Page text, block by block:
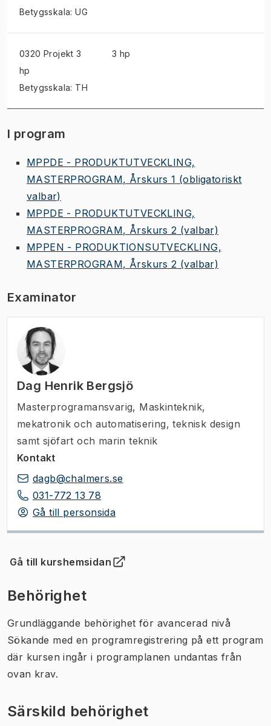
Betygsskala: UG
0320 Projekt 3
hp
Betygsskala: TH
3 hp
I program
MPPDE - PRODUKTUTVECKLING,
MASTERPROGRAM, Årskurs 1 (obligatoriskt
valbar)
MPPDE - PRODUKTUTVECKLING,
MASTERPROGRAM, Årskurs 2 (valbar)
MPPEN - PRODUKTIONSUTVECKLING,
MASTERPROGRAM, Årskurs 2 (valbar)
Examinator
Dag Henrik Bergsjö
Masterprogramansvarig, Maskinteknik,
mekatronik och automatisering, teknisk design
samt sjöfart och marin teknik
Kontakt
dagb@chalmers.se
031-772 13 78
Gå till personsida
Gå till kurshemsidan
(Öppnas i ny flik)
Behörighet
Grundläggande behörighet för avancerad nivå
Sökande med en programregistrering på ett program
där kursen ingår i programplanen undantas från
ovan krav.
Särskild behörighet